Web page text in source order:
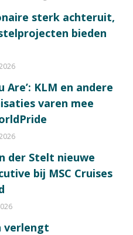
sterk achteruit,
bieden
Are’: KLM en andere
varen mee
der Stelt nieuwe
bij MSC Cruises
verlengt